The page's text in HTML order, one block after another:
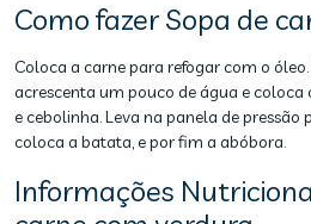
Como fazer Sopa de
Coloca a carne para refogar com o óleo.
acrescenta um pouco de água e
e cebolinha. Leva na panela de pressão
coloca a batata, e por fim a abóbora.
Informações